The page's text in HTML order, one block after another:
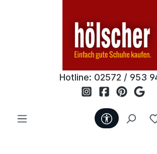
Hotline: 02572 / 953